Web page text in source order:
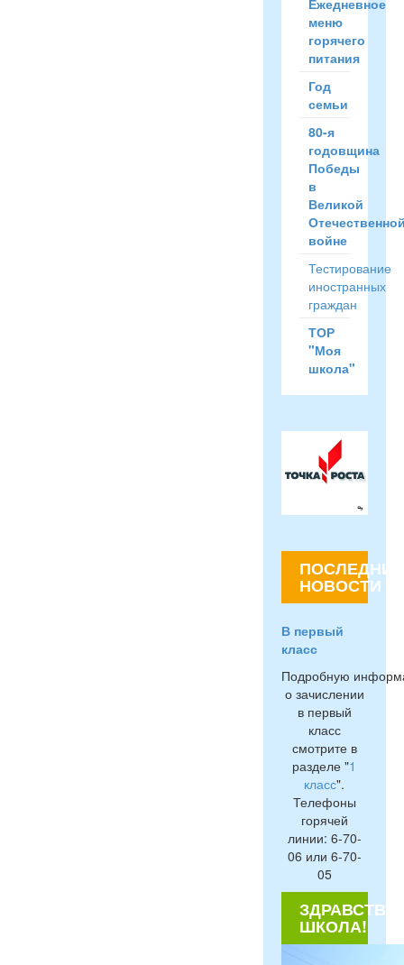
Ежедневное
меню
горячего
питания
Год
семьи
80-я
годовщина
Победы
в
Великой
войне
Тестирование
иностранных
граждан
ТОР
"Моя
школа"
ПОСЛЕДНИЕ
НОВОСТИ
В первый
класс
Подробную
о зачислении
в первый
класс
смотрите в
разделе "1
класс".
Телефоны
горячей
линии: 6-70-
06 или 6-70-
05
ШКОЛА!